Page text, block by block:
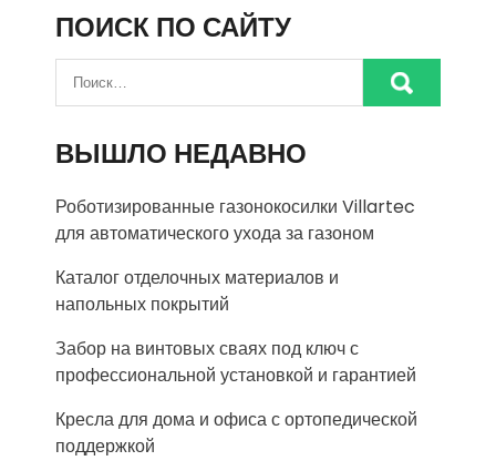
ПОИСК ПО САЙТУ
ВЫШЛО НЕДАВНО
Роботизированные газонокосилки Villartec
для автоматического ухода за газоном
Каталог отделочных материалов и
напольных покрытий
Забор на винтовых сваях под ключ с
профессиональной установкой и гарантией
Кресла для дома и офиса с ортопедической
поддержкой